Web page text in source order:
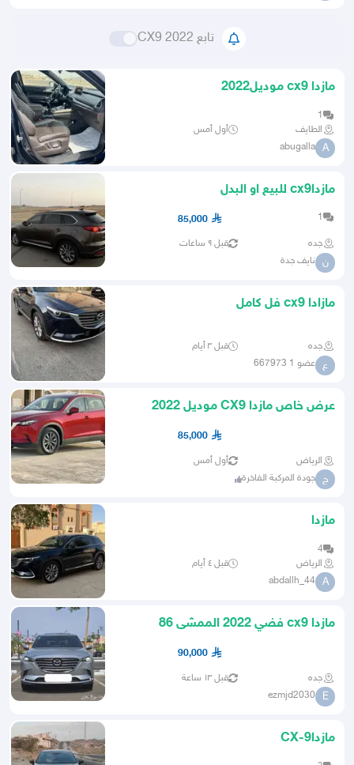
تابع CX9 2022
مازدا cx9 موديل2022
1
الطايف
أول أمس
A
abugalla
مازداcx9 للبيع او البدل
1
85,000
جده قبل ٩ ساعات
ن نايف جدة
مازادا cx9 فل كامل
جده قبل ٣ أيام
ع عضو 1 667973
عرض خاص مازدا CX9 موديل 2022
نصف فل دبل نظيف جداا
85,000
الرياض أول أمس
ج جودة المركبة الفاخرة
مازدا
4
الرياض
قبل ٤ أيام
A
abdallh_44
مازدا cx9 فضي 2022 الممشى 86
90,000
جده قبل ١٣ ساعة
E
ezmjd2030
مازدا9-CX